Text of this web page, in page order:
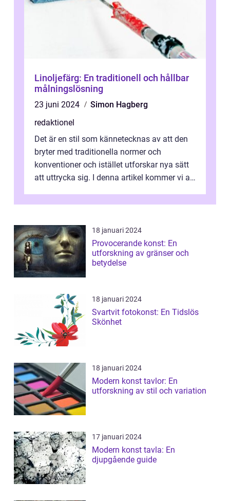
Linoljefärg: En traditionell och hållbar
målningslösning
23 juni 2024
Simon Hagberg
redaktionel
Det är en stil som kännetecknas av att den
bryter med traditionella normer och
konventioner och istället utforskar nya sätt
att uttrycka sig. I denna artikel kommer vi att
18 januari 2024
Provocerande konst: En
utforskning av gränser och
betydelse
18 januari 2024
Svartvit fotokonst: En Tidslös
Skönhet
18 januari 2024
Modern konst tavlor: En
utforskning av stil och variation
17 januari 2024
Modern konst tavla: En
djupgående guide